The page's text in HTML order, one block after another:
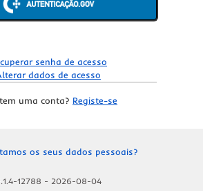
senha de acesso
dados de acesso
uma conta? Registe-se
os seus dados pessoais?
12788 - 2026-08-04